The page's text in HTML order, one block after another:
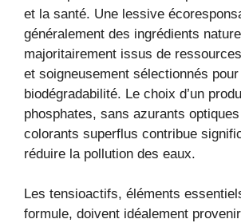
et la santé. Une lessive
généralement des ingrédients
majoritairement issus de
et soigneusement sélectionnés
biodégradabilité. Le choix d’un
phosphates, sans azurants
colorants superflus contribue
réduire la pollution des eaux.
Les tensioactifs, éléments
formule, doivent idéalement